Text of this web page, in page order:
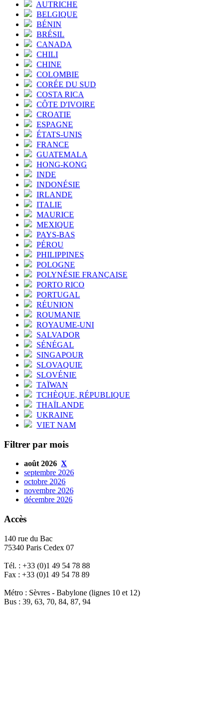
AUTRICHE
BELGIQUE
BÉNIN
BRÉSIL
CANADA
CHILI
CHINE
COLOMBIE
CORÉE DU SUD
COSTA RICA
CÔTE D'IVOIRE
CROATIE
ESPAGNE
ÉTATS-UNIS
FRANCE
GUATEMALA
HONG-KONG
INDE
INDONÉSIE
IRLANDE
ITALIE
MAURICE
MEXIQUE
PAYS-BAS
PÉROU
PHILIPPINES
POLOGNE
POLYNÉSIE FRANÇAISE
PORTO RICO
PORTUGAL
RÉUNION
ROUMANIE
ROYAUME-UNI
SALVADOR
SÉNÉGAL
SINGAPOUR
SLOVAQUIE
SLOVÉNIE
TAÏWAN
TCHÈQUE, RÉPUBLIQUE
THAÏLANDE
UKRAINE
VIET NAM
Filtrer par mois
août 2026 X
septembre 2026
octobre 2026
novembre 2026
décembre 2026
Accès
140 rue du Bac
75340 Paris Cedex 07
Tél. : +33 (0)1 49 54 78 88
Fax : +33 (0)1 49 54 78 89
Métro : Sèvres - Babylone (lignes 10 et 12)
Bus : 39, 63, 70, 84, 87, 94